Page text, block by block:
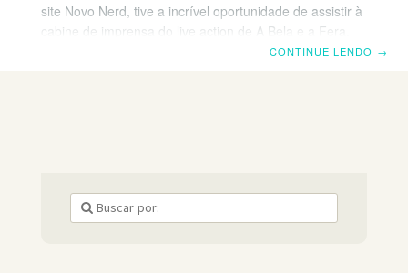
site Novo Nerd, tive a incrível oportunidade de assistir à
cabine de imprensa do live action de A Bela e a Fera.
Mal sabia eu que o filme traria tantos exemplos de
CONTINUE LENDO →